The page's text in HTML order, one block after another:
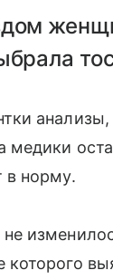
медики
в норму.
которого